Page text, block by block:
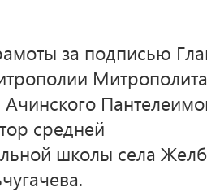
за подписью
Митрополита
Ачинского
средней
школы села